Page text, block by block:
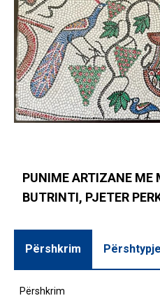
PUNIME ARTIZANE ME
BUTRINTI, PJETER
Përshkrim
Përshkrim